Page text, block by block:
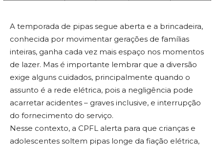
A temporada de pipas segue aberta e a brincadeira,
conhecida por movimentar gerações de famílias
inteiras, ganha cada vez mais espaço nos momentos
de lazer. Mas é importante lembrar que a diversão
exige alguns cuidados, principalmente quando o
assunto é a rede elétrica, pois a negligência pode
acarretar acidentes – graves inclusive, e interrupção
do fornecimento do serviço.
Nesse contexto, a CPFL alerta para que crianças e
adolescentes soltem pipas longe da fiação elétrica,